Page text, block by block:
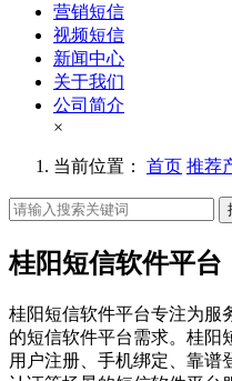
营销短信
视频短信
新闻中心
关于我们
公司简介
×
当前位置： 首页 推荐
桂阳短信软件平台
桂阳短信软件平台专注为服
的短信软件平台需求。桂阳
用户注册、手机绑定、靠谱